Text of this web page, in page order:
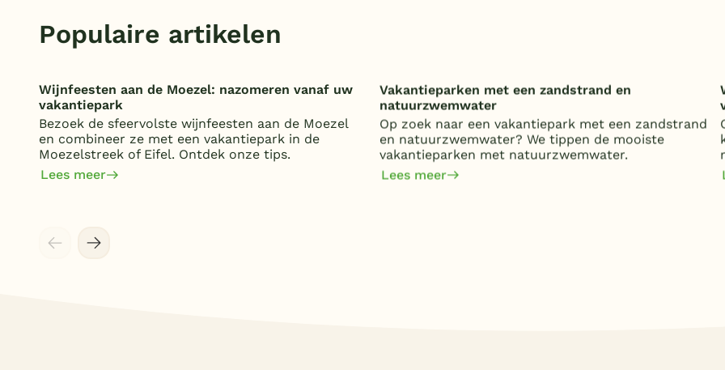
Populaire artikelen
Wijnfeesten aan de Moezel: nazomeren vanaf uw
vakantiepark
Bezoek de sfeervolste wijnfeesten aan de Moezel
en combineer ze met een vakantiepark in de
Moezelstreek of Eifel. Ontdek onze tips.
Lees meer
Vakantieparken met een zandstrand en
natuurzwemwater
Op zoek naar een vakantiepark met een zandstrand
en natuurzwemwater? We tippen de mooiste
vakantieparken met natuurzwemwater.
Lees meer